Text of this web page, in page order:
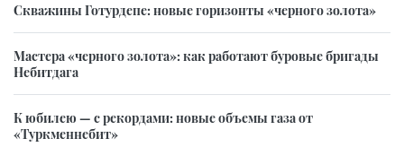
Скважины Готурдепе: новые горизонты «черного золота»
Мастера «черного золота»: как работают буровые бригады
Небитдага
К юбилею — с рекордами: новые объемы газа от
«Туркменнебит»